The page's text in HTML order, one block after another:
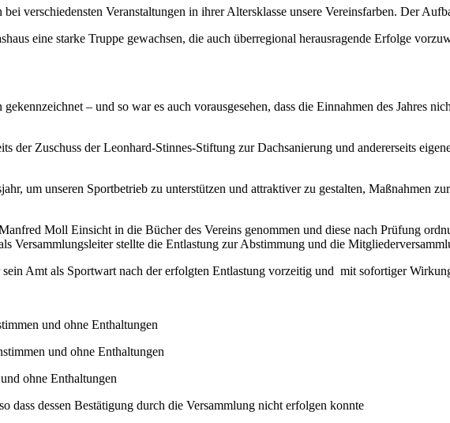
verschiedensten Veranstaltungen in ihrer Altersklasse unsere Vereinsfarben. Der
eine starke Truppe gewachsen, die auch überregional herausragende Erfolge
– und so war es auch vorausgesehen, dass die Einnahmen des Jahres
der Zuschuss der Leonhard-Stinnes-Stiftung zur Dachsanierung und andererseits
um unseren Sportbetrieb zu unterstützen und attraktiver zu gestalten, Maßnahmen
Moll Einsicht in die Bücher des Vereins genommen und diese nach Prüfung
Versammlungsleiter stellte die Entlastung zur Abstimmung und die
sein Amt als Sportwart nach der erfolgten Entlastung vorzeitig und mit sofortiger
und ohne Enthaltungen
und ohne Enthaltungen
ohne Enthaltungen
dass dessen Bestätigung durch die Versammlung nicht erfolgen konnte